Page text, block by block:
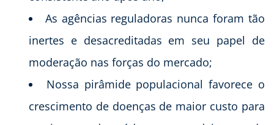
As agências reguladoras nunca foram tão
inertes e desacreditadas em seu papel de
moderação nas forças do mercado;
Nossa pirâmide populacional favorece o
crescimento de doenças de maior custo para